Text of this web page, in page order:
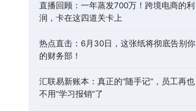
直播回顾：一年蒸发700万！跨境电商的利
润，卡在这四道关卡上
热点直击：6月30日，这张纸将彻底告别你
的财务部！
汇联易新账本：真正的“随手记”，员工再也
不用“学习报销”了